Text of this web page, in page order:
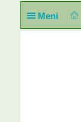
Meni